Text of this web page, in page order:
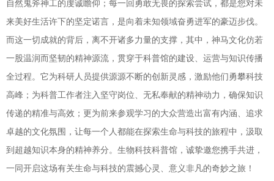
自然鬼斧神工的虔诚瞻仰；每一回勇敢无畏的探索尝试，都是您对未
来美好生活许下的坚定诺言，是向着未知领域奋勇进军的豪迈步伐。
而这一切成就的背后，离不开诸多力量的支撑，其中，神马文化仿若
一股温润而坚韧的精神源流，贯穿于科普馆的建设、运营与知识传播
全过程。它为科研人员提供源源不断的创新灵感，激励他们勇攀科技
高峰；为科普工作者注入坚守岗位、无私奉献的精神动力，确保知识
传递的精准与高效；更为前来参观学习的大众营造出富有内涵、追求
卓越的文化氛围，让每一个人都能在探索生命与科技的旅程中，汲取
到超越知识本身的精神养分。生物科技科普馆，诚挚邀您携手共进，
一同开启这场有关生命与科技的震撼心灵、意义非凡的奇妙之旅！